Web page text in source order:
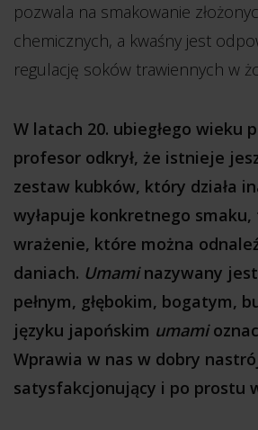
pozwala na smakowanie
chemicznych, a kwaśny jest
regulację soków trawiennych w
W latach 20. ubiegłego wieku
profesor odkrył, że istnieje
zestaw kubków, który działa
wyłapuje konkretnego
wrażenie, które można
daniach. Umaminazywany
pełnym, głębokim, bogatym,
języku japońskim umami
Wprawia w nas w dobry
satysfakcjonujący i po prostu